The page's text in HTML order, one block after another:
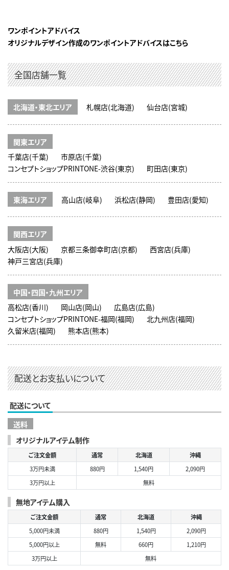
ワンポイントアドバイス
オリジナルデザイン作成のワンポイントアドバイスはこちら
全国店舗一覧
北海道・東北エリア 札幌店(北海道) 仙台店(宮城)
関東エリア
千葉店(千葉)
市原店(千葉)
コンセプトショップPRINTONE-渋谷(東京)
町田店(東京)
東海エリア 高山店(岐阜) 浜松店(静岡) 豊田店(愛知)
関西エリア
大阪店(大阪)
京都三条御幸町店(京都)
西宮店(兵庫)
神戸三宮店(兵庫)
中国・四国・九州エリア
高松店(香川)
岡山店(岡山)
広島店(広島)
コンセプトショップPRINTONE-福岡(福岡)
北九州店(福岡)
久留米店(福岡)
熊本店(熊本)
配送とお支払いについて
配送について
送料
オリジナルアイテム制作
ご注文金額 通常 北海道
沖縄
3万円未満
880円 1,540円
2,090円
3万円以上
無料
無地アイテム購入
ご注文金額 通常 北海道
沖縄
5,000円未満
880円 1,540円
2,090円
5,000円以上
無料 660円
1,210円
3万円以上
無料